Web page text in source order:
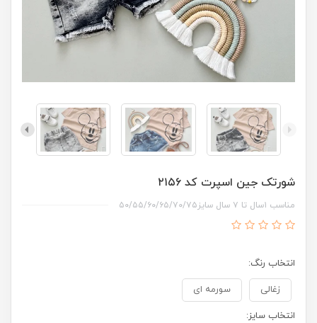
شورتک جین اسپرت کد ۲۱۵۶
مناسب ۱سال تا ۷ سال سایز۵۰/۵۵/۶۰/۶۵/۷۰/۷۵
انتخاب رنگ:
زغالی سورمه ای
انتخاب سایز: